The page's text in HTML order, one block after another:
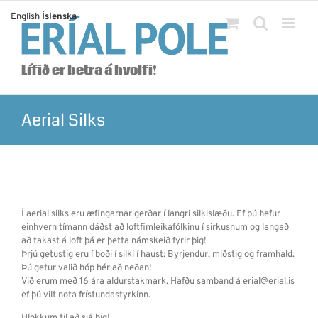
content
Lífið er betra á hvolfi!
Aerial Silks
Í aerial silks eru æfingarnar gerðar í langri silkislæðu. Ef þú hefur
einhvern tímann dáðst að loftfimleikafólkinu í sirkusnum og langað
að takast á loft þá er þetta námskeið fyrir þig!
Þrjú getustig eru í boði í silki í haust: Byrjendur, miðstig og framhald.
Þú getur valið hóp hér að neðan!
Við erum með 16 ára aldurstakmark. Hafðu samband á erial@erial.is
ef þú vilt nota frístundastyrkinn.
English Íslenska